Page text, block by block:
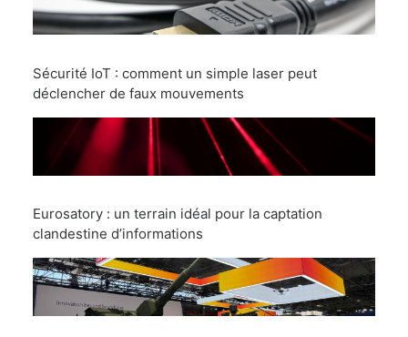
Sécurité IoT : comment un simple laser peut
déclencher de faux mouvements
Eurosatory : un terrain idéal pour la captation
clandestine d’informations